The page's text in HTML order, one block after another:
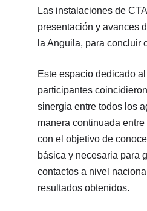
Las instalaciones de
presentación y avances
la Anguila, para concluir
Este espacio dedicado
participantes
sinergia entre todos los
manera continuada
con el objetivo de
básica y necesaria para
contactos a nivel
resultados obtenidos.